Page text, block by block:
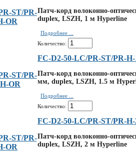
Патч-корд волоконно-
duplex, LSZH, 1 м Hyperline
Подробнее ...
Количество:
FC-D2-50-LC/PR-ST/PR-
Патч-корд волоконно-
мм, duplex, LSZH, 1.5 м
Подробнее ...
Количество:
FC-D2-50-LC/PR-ST/PR-
Патч-корд волоконно-
duplex, LSZH, 2 м Hyperline